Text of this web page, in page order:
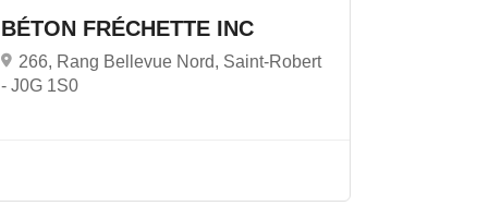
BÉTON FRÉCHETTE INC
266, Rang Bellevue Nord, Saint-Robert
-J0G 1S0